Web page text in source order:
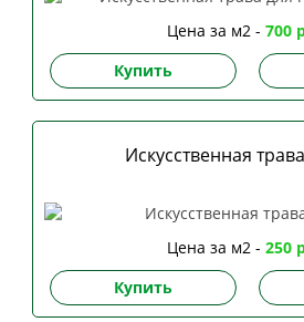
Цена за м2 - 700
Купить
Искусственная
Цена за м2 - 250
Купить